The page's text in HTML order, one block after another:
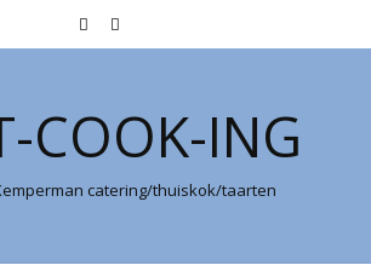
COOK-ING
catering/thuiskok/taarten